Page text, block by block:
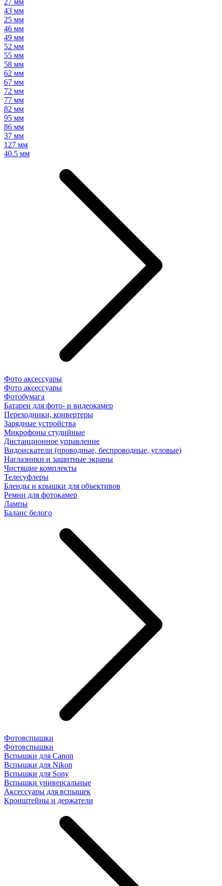
27 мм
43 мм
25 мм
46 мм
49 мм
52 мм
55 мм
58 мм
62 мм
67 мм
72 мм
77 мм
82 мм
95 мм
86 мм
37 мм
127 мм
40.5 мм
Фото аксессуары
Фото аксессуары
Фотобумага
Батареи для фото- и видеокамер
Переходники, конвертеры
Зарядные устройства
Микрофоны студийные
Дистанционное управление
Видоискатели (проводные, беспроводные, угловые)
Наглазники и защитные экраны
Чистящие комплекты
Телесуфлеры
Бленды и крышки для объективов
Ремни для фотокамер
Лампы
Баланс белого
Фотовспышки
Фотовспышки
Вспышки для Canon
Вспышки для Nikon
Вспышки для Sony
Вспышки универсальные
Аксесcуары для вспышек
Кронштейны и держатели